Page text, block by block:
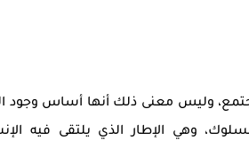
المجتمع، وليس معنى ذلك أنها أساس
وهي الإطار الذي يلتقى فيه